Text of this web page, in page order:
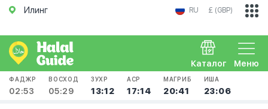
Илинг RU £ (GBP)
Меню
Каталог
ФАДЖР
02:53
ВОСХОД
05:29
ЗУХР
13:12
АСР
17:14
МАГРИБ
20:41
ИША
23:06